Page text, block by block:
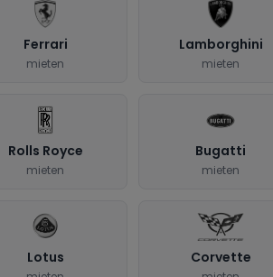
Ferrari
mieten
Lamborghini
mieten
Rolls Royce
mieten
Bugatti
mieten
Lotus Corvette